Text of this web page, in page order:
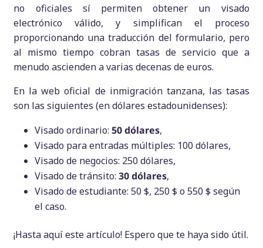
no oficiales sí permiten obtener un visado
electrónico válido, y simplifican el proceso
proporcionando una traducción del formulario, pero
al mismo tiempo cobran tasas de servicio que a
menudo ascienden a varias decenas de euros.
En la web oficial de inmigración tanzana, las tasas
son las siguientes (en dólares estadounidenses):
Visado ordinario:50 dólares,
Visado para entradas múltiples: 100 dólares,
Visado de negocios: 250 dólares,
Visado de tránsito: 30 dólares,
Visado de estudiante: 50 $, 250 $ o 550 $ según
el caso.
¡Hasta aquí este artículo! Espero que te haya sido útil.